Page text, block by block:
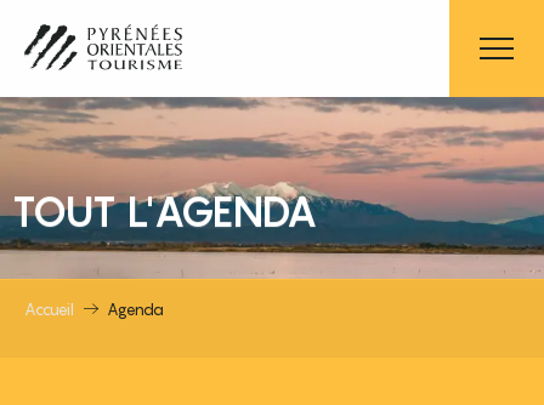
contenu
principal
TOUT L'AGENDA
Accueil Agenda